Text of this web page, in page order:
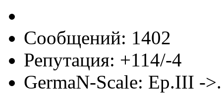
Сообщений: 1402
Репутация: +114/-4
GermaN-Scale: Ep.III -